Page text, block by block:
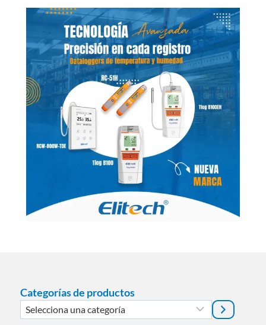
Categorías de productos
Selecciona
una